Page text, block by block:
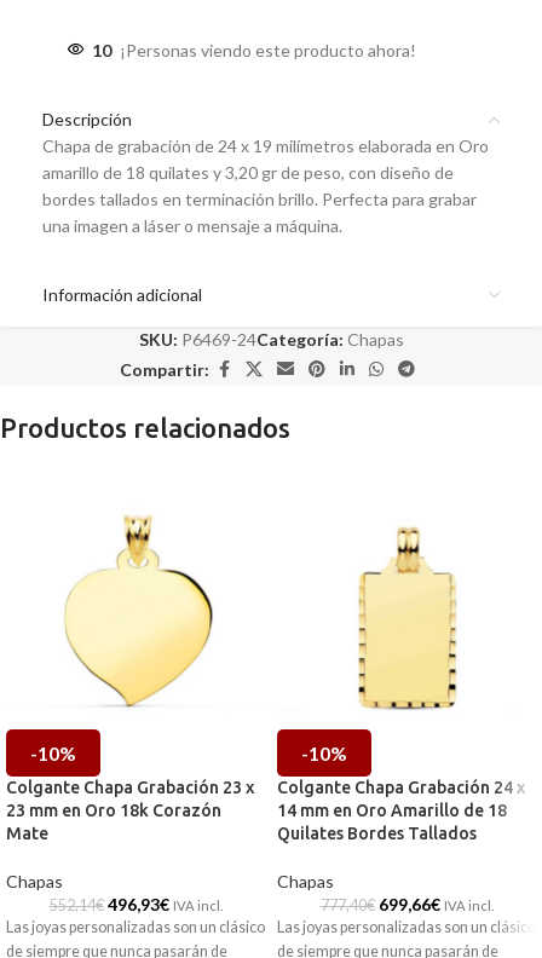
10 ¡Personas viendo este producto ahora!
Descripción
Chapa de grabación de 24 x 19 milímetros elaborada en Oro
amarillo de 18 quilates y 3,20 gr de peso, con diseño de
bordes tallados en terminación brillo. Perfecta para grabar
una imagen a láser o mensaje a máquina.
Información adicional
SKU: P6469-24Categoría: Chapas
Compartir:
Productos relacionados
-10%
Colgante Chapa Grabación 23 x
23 mm en Oro 18k Corazón
Mate
Chapas
552,14€ 496,93€ IVA incl.
Las joyas personalizadas son un clásico
de siempre que nunca pasarán de
-10%
Colgante Chapa Grabación 24 x
14 mm en Oro Amarillo de 18
Quilates Bordes Tallados
Chapas
777,40€ 699,66€ IVA incl.
Las joyas personalizadas son un clásico
de siempre que nunca pasarán de